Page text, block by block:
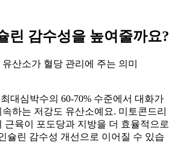
린 감수성을 높여줄까요?
산소가 혈당 관리에 주는 의미
대심박수의 60-70% 수준에서 대화가
하는 저강도 유산소예요. 미토콘드리
근육이 포도당과 지방을 더 효율적으로
슐린 감수성 개선으로 이어질 수 있습